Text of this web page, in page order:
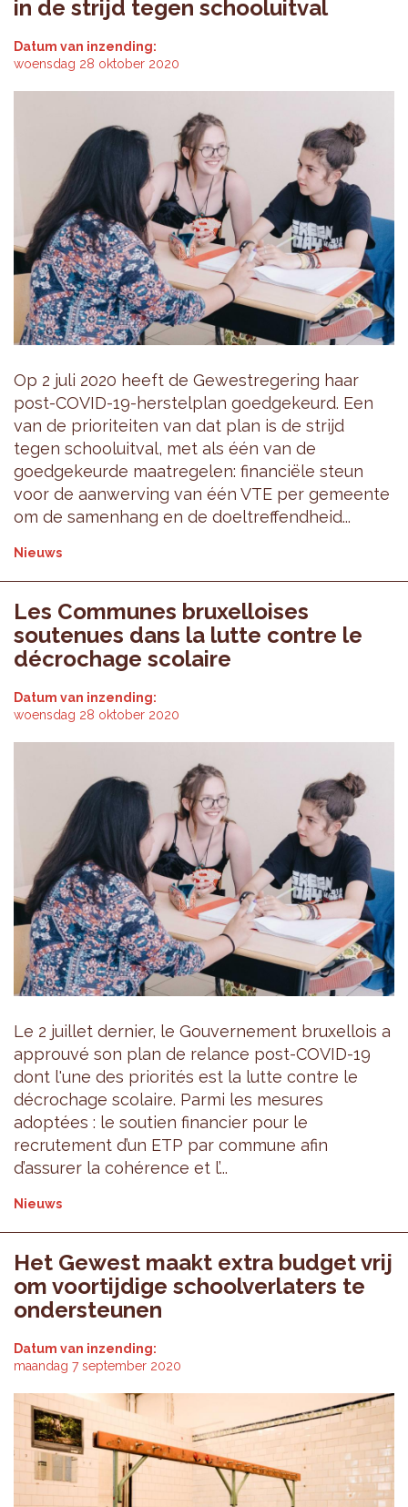
in de strijd tegen schooluitval
Datum van inzending:
woensdag 28 oktober 2020
Op 2 juli 2020 heeft de Gewestregering haar
post-COVID-19-herstelplan goedgekeurd. Een
van de prioriteiten van dat plan is de strijd
tegen schooluitval, met als één van de
goedgekeurde maatregelen: financiële steun
voor de aanwerving van één VTE per gemeente
om de samenhang en de doeltreffendheid...
Nieuws
Les Communes bruxelloises
soutenues dans la lutte contre le
décrochage scolaire
Datum van inzending:
woensdag 28 oktober 2020
Le 2 juillet dernier, le Gouvernement bruxellois a
approuvé son plan de relance post-COVID-19
dont l'une des priorités est la lutte contre le
décrochage scolaire. Parmi les mesures
adoptées : le soutien financier pour le
recrutement d’un ETP par commune afin
d’assurer la cohérence et l’...
Nieuws
Het Gewest maakt extra budget vrij
om voortijdige schoolverlaters te
ondersteunen
Datum van inzending:
maandag 7 september 2020